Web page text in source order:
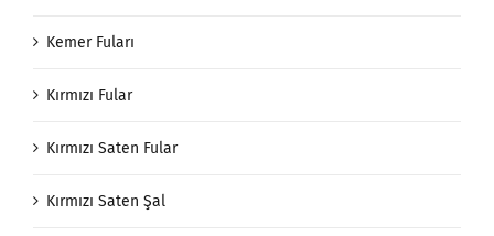
Kemer Fuları
Kırmızı Fular
Kırmızı Saten Fular
Kırmızı Saten Şal